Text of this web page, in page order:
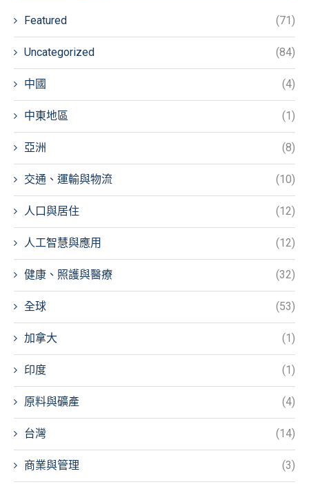
Featured (71)
Uncategorized (84)
中國 (4)
中東地區 (1)
亞洲 (8)
交通、運輸與物流 (10)
人口與居住 (12)
人工智慧與應用 (12)
健康、照護與醫療 (32)
全球 (53)
加拿大 (1)
印度 (1)
原料與礦產 (4)
台灣 (14)
商業與管理 (3)